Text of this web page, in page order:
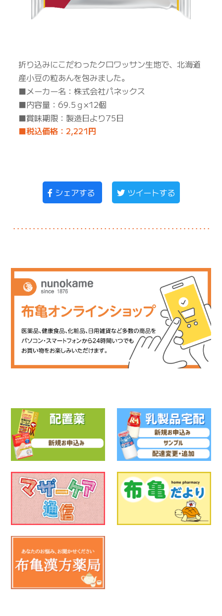
折り込みにこだわったクロワッサン生地で、北海道
産小豆の粒あんを包みました。
■メーカー名：株式会社パネックス
■内容量：69.5ｇ×12個
■賞味期限：製造日より75日
■税込価格：2,221円
シェアする ツイートする